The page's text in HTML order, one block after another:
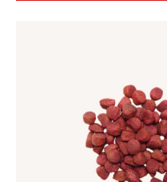
QUICK VIEW